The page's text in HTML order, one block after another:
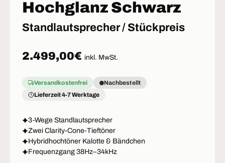
Hochglanz Schwarz
Standlautsprecher / Stückpreis
Normaler Preis
2.499,00€ inkl. MwSt.
Versandkostenfrei
Nachbestellt
Lieferzeit 4-7 Werktage
3-Wege Standlautsprecher
Zwei Clarity-Cone-Tieftöner
Hybridhochtöner Kalotte & Bändchen
Frequenzgang 38Hz–34kHz